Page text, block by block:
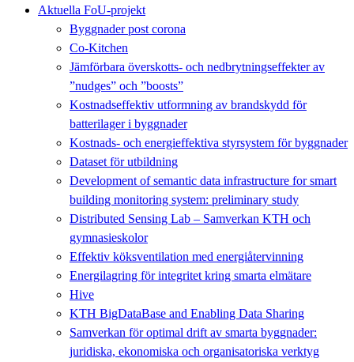
Aktuella FoU-projekt
Byggnader post corona
Co-Kitchen
Jämförbara överskotts- och nedbrytningseffekter av
”nudges” och ”boosts”
Kostnadseffektiv utformning av brandskydd för
batterilager i byggnader
Kostnads- och energieffektiva styrsystem för byggnader
Dataset för utbildning
Development of semantic data infrastructure for smart
building monitoring system: preliminary study
Distributed Sensing Lab – Samverkan KTH och
gymnasieskolor
Effektiv köksventilation med energiåtervinning
Energilagring för integritet kring smarta elmätare
Hive
KTH BigDataBase and Enabling Data Sharing
Samverkan för optimal drift av smarta byggnader:
juridiska, ekonomiska och organisatoriska verktyg